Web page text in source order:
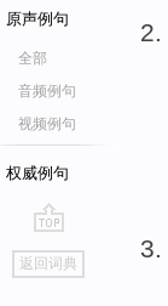
原声例句
全部
音频例句
视频例句
权威例句
go
top
返回词典